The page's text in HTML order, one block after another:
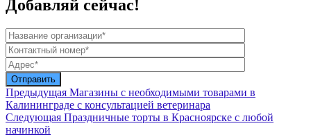
Добавляй сейчас!
Предыдущая Магазины с необходимыми товарами в
Калининграде с консультацией ветеринара
Следующая Праздничные торты в Красноярске с любой
начинкой